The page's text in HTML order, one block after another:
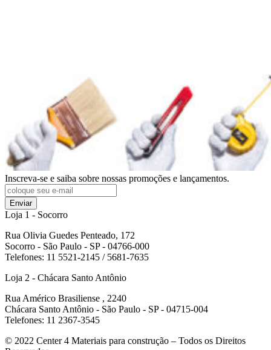
Inscreva-se e saiba sobre nossas promoções e lançamentos.
Enviar
Loja 1 - Socorro
Rua Olivia Guedes Penteado, 172
Socorro - São Paulo - SP - 04766-000
Telefones: 11 5521-2145 / 5681-7635
Loja 2 - Chácara Santo Antônio
Rua Américo Brasiliense , 2240
Chácara Santo Antônio - São Paulo - SP - 04715-004
Telefones: 11 2367-3545
© 2022 Center 4 Materiais para construção – Todos os Direitos